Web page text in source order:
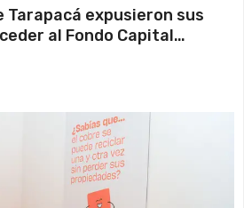
Tarapacá expusieron sus
al Fondo Capital